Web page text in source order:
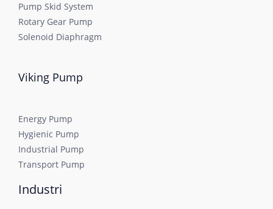
Pump Skid System
Rotary Gear Pump
Solenoid Diaphragm
Viking Pump
Energy Pump
Hygienic Pump
Industrial Pump
Transport Pump
Industri